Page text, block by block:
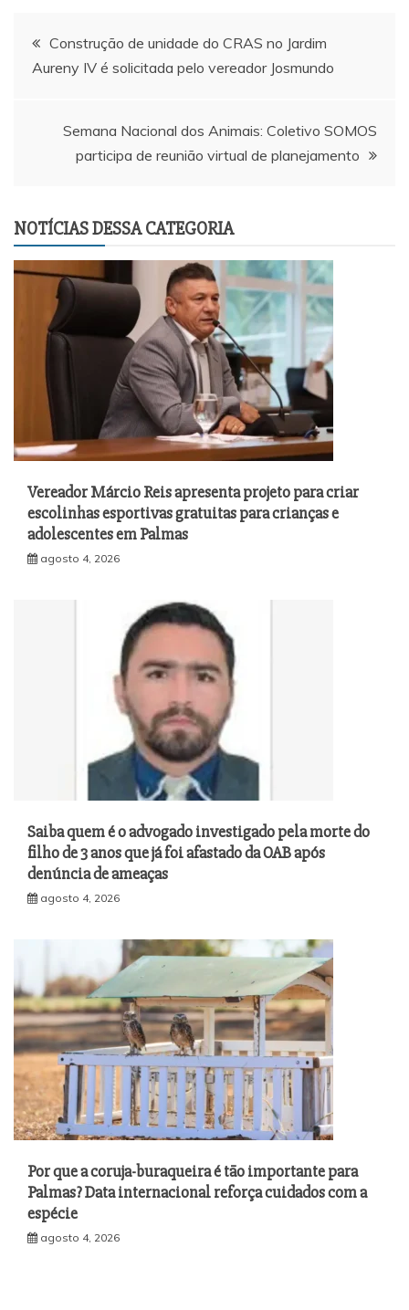
Navegação
Construção de unidade do CRAS no Jardim
Aureny IV é solicitada pelo vereador Josmundo
Semana Nacional dos Animais: Coletivo SOMOS
participa de reunião virtual de planejamento
NOTÍCIAS DESSA CATEGORIA
Vereador Márcio Reis apresenta projeto para criar
escolinhas esportivas gratuitas para crianças e
adolescentes em Palmas
agosto 4, 2026
Saiba quem é o advogado investigado pela morte do
filho de 3 anos que já foi afastado da OAB após
denúncia de ameaças
agosto 4, 2026
Por que a coruja-buraqueira é tão importante para
Palmas? Data internacional reforça cuidados com a
espécie
agosto 4, 2026